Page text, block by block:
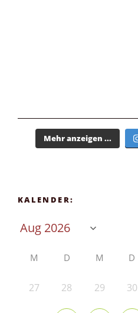
Mehr anzeigen ...
KALENDER:
M D M D
27 28 29 30